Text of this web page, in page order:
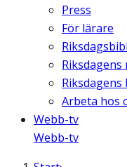
Press
För lärare
Arbeta hos
Webb-tv
Webb-tv